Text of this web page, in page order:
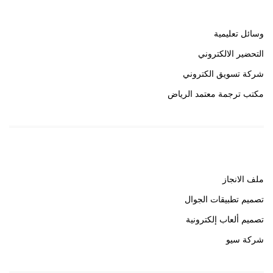
وسائل تعليمية
التحضير الالكتروني
شركة تسويق الكتروني
مكتب ترجمة معتمد الرياض
ملف الانجاز
تصميم تطبيقات الجوال
تصميم ألعاب إلكترونية
شركة سيو